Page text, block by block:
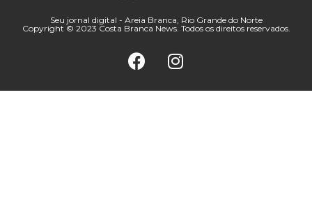
Seu jornal digital - Areia Branca, Rio Grande do Norte
Copyright © 2023 Costa Branca News. Todos os direitos reservados.